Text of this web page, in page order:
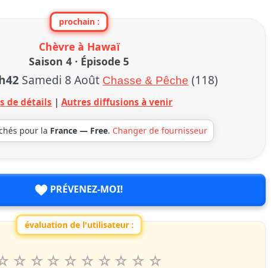
prochain :
Chèvre à Hawaï
Saison 4 · Épisode 5
Samedi 8 Août Chasse & Pêche (118)
de détails | Autres diffusions à venir
pour la France — Free. Changer de fournisseur
PRÉVENEZ-MOI!
évaluation de l'utilisateur :
questo spettacolo da 1 a 10 étoiles
10
9
8
7
6
5
4
3
2